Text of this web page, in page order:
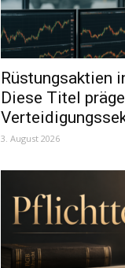
Rüstungsaktien
Diese Titel
3. August 2026